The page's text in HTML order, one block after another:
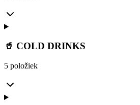
🥤 COLD DRINKS
5 položiek